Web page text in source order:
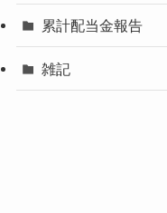
累計配当金報告
雑記